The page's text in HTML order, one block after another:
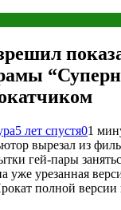
5 лет спустя01
вырезал из
гей-пары
уже урезанная
полной версии